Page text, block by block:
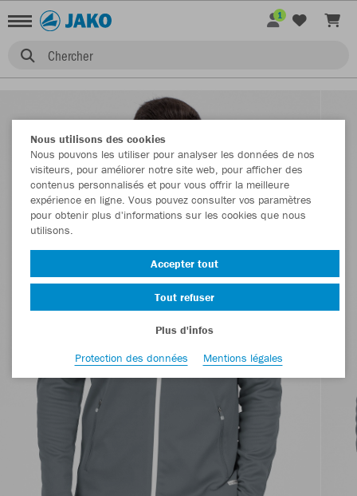
Chercher
1
Nous utilisons des cookies
Nous pouvons les utiliser pour analyser les données de nos
visiteurs, pour améliorer notre site web, pour afficher des
contenus personnalisés et pour vous offrir la meilleure
expérience en ligne. Vous pouvez consulter vos paramètres
pour obtenir plus d'informations sur les cookies que nous
utilisons.
Accepter tout
Tout refuser
Plus d'infos
Protection des données
Mentions légales